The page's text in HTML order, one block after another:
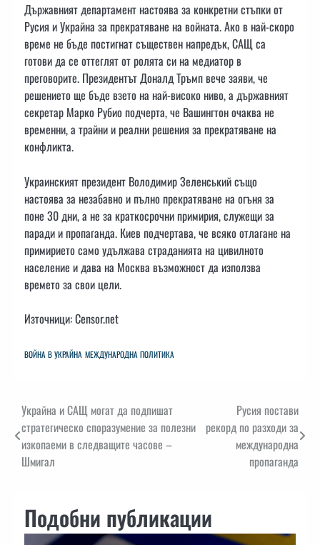
Държавният департамент настоява за конкретни стъпки от
Русия и Украйна за прекратяване на войната. Ако в най-скоро
време не бъде постигнат съществен напредък, САЩ са
готови да се оттеглят от ролята си на медиатор в
преговорите. Президентът Доналд Тръмп вече заяви, че
решението ще бъде взето на най-високо ниво, а държавният
секретар Марко Рубио подчерта, че Вашингтон очаква не
временни, а трайни и реални решения за прекратяване на
конфликта.
Украинският президент Володимир Зеленський също
настоява за незабавно и пълно прекратяване на огъня за
поне 30 дни, а не за краткосрочни примирия, служещи за
паради и пропаганда. Киев подчертава, че всяко отлагане на
примирието само удължава страданията на цивилното
население и дава на Москва възможност да използва
времето за свои цели.
Източници: Censor.net
ВОЙНА В УКРАЙНА МЕЖДУНАРОДНА ПОЛИТИКА
Навигация
Украйна и САЩ могат да подпишат
стратегическо споразумение за полезни
изкопаеми в следващите часове –
Шмигал
Русия постави
рекорд по разходи за
международна
пропаганда
Подобни публикации